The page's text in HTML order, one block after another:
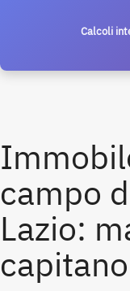
Calcoli
campo
Lazio: